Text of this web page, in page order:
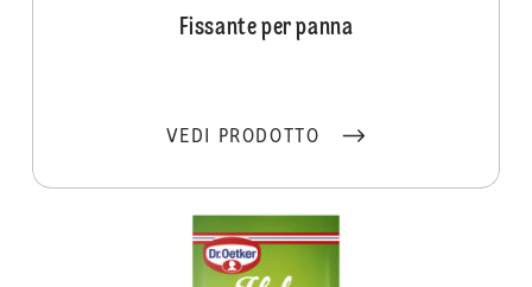
Fissante per panna
VEDI PRODOTTO